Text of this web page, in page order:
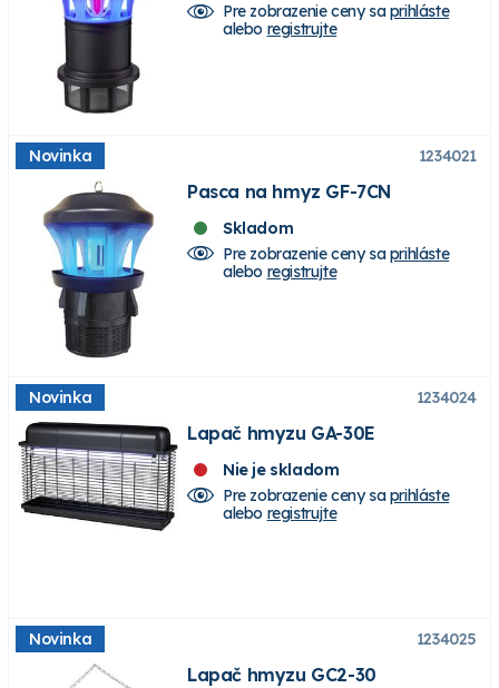
Pre zobrazenie ceny saprihláste
alebo registrujte
Novinka 1234021
Pasca na hmyz GF-7CN
Skladom
Pre zobrazenie ceny saprihláste
alebo registrujte
Novinka 1234024
Lapač hmyzu GA-30E
Nie je skladom
Pre zobrazenie ceny saprihláste
alebo registrujte
Novinka 1234025
Lapač hmyzu GC2-30